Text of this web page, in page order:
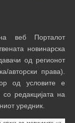
веб Порталот
новинарска
од регионот
авторски права).
од условите е
редакцијата на
уредник.